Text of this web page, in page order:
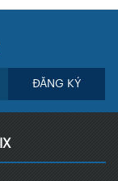
ĐĂNG KÝ